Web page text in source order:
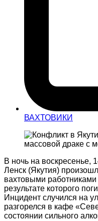
ВАХТОВИКИ
В ночь на воскресенье,
Ленск (Якутия)
вахтовыми
результате которого
Инцидент случился на
разгорелся в кафе
состоянии сильного